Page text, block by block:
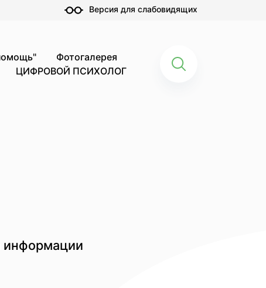
Версия для слабовидящих
Фотогалерея
ЦИФРОВОЙ ПСИХОЛОГ